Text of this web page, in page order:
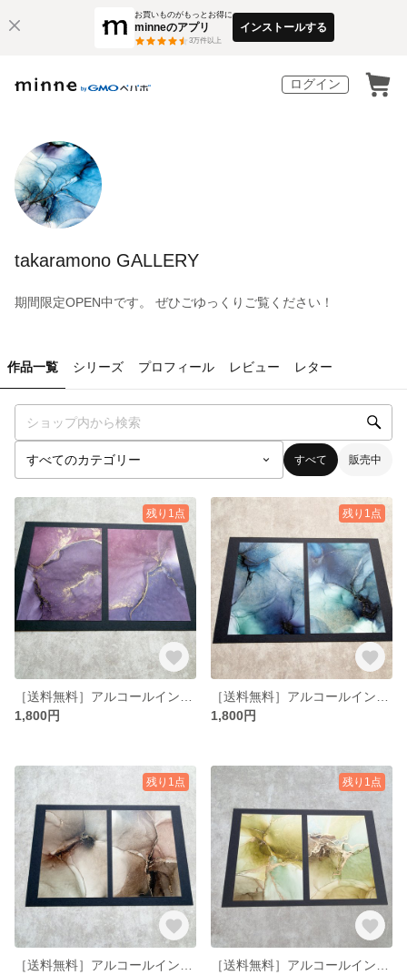
お買いものがもっとお得に
minneのアプリ
3万件以上
インストールする
ログイン
takaramono GALLERY
期間限定OPEN中です。 ぜひごゆっくりご覧ください！
作品一覧 シリーズ プロフィール レビュー レター
すべて 販売中
残り1点
1,800円
残り1点
1,800円
残り1点 残り1点